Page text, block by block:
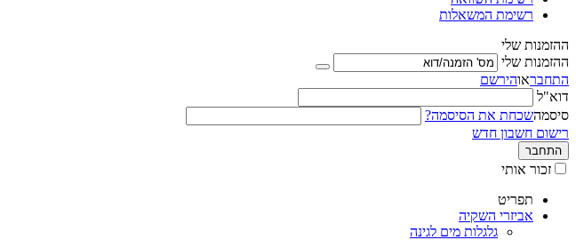
רשימת המשאלות
ההזמנות שלי
ההזמנות שלי
התחבראוהירשם
דוא"ל
סיסמהשכחת את הסיסמה?
רישום חשבון חדש
התחבר
זכור אותי
תפריט
אביזרי השקיה
גלגלות מים לגינה